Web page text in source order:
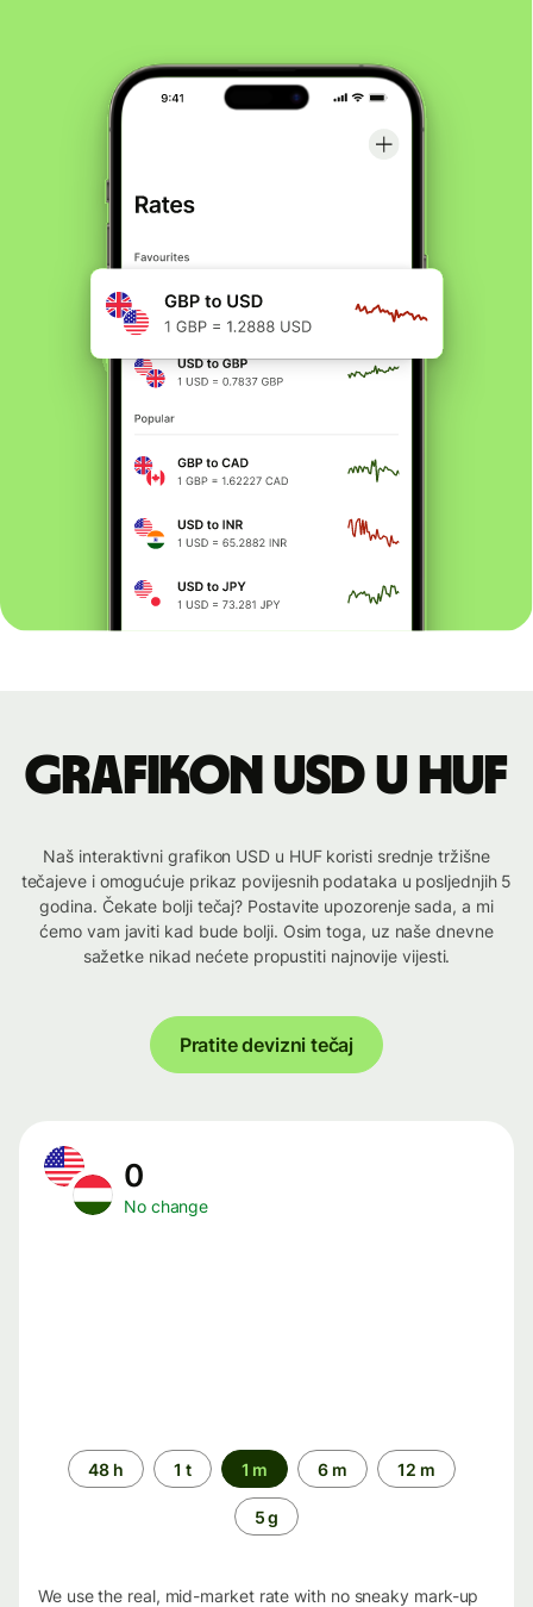
Grafikon USD u HUF
Naš interaktivni grafikon USD u HUF koristi srednje tržišne
tečajeve i omogućuje prikaz povijesnih podataka u posljednjih 5
godina. Čekate bolji tečaj? Postavite upozorenje sada, a mi
ćemo vam javiti kad bude bolji. Osim toga, uz naše dnevne
sažetke nikad nećete propustiti najnovije vijesti.
Pratite devizni tečaj
0
No change
Time
period
48 h 1 t 1 m 6 m 12 m
5 g
We use the real, mid-market rate with no sneaky mark-up